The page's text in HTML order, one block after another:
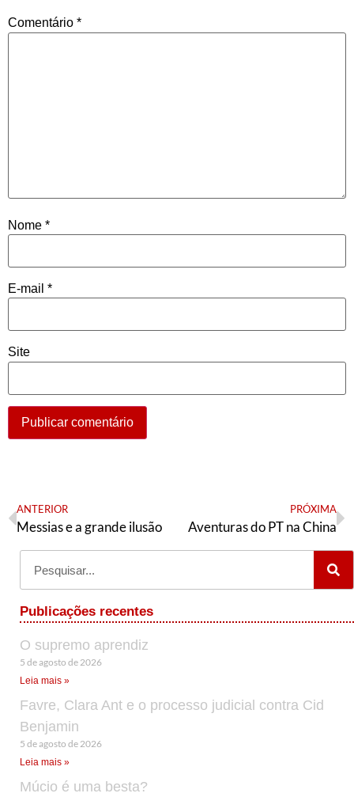
Comentário *
Nome *
E-mail *
Site
ANTERIOR
Messias e a grande ilusão
PRÓXIMA
Aventuras do PT na China
Publicações recentes
O supremo aprendiz
5 de agosto de 2026
Leia mais »
Favre, Clara Ant e o processo judicial contra Cid
Benjamin
5 de agosto de 2026
Leia mais »
Múcio é uma besta?